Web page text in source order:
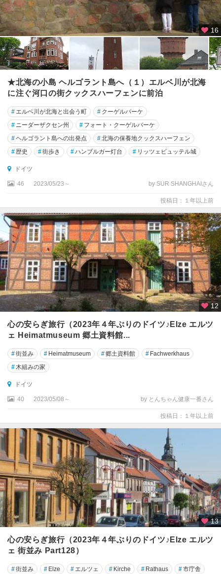
ダ
ー
・
オ
ー
バ
ー
シ
ュ
イ
ン
ウ
ル
ム
ウ
ゼ
ド
ム
島
エ
ア
フ
ル
ト
エ
ン
エ
ー
ル
ッ
ハ
オ
ー
バ
ア
マ
ガ
ウ
オ
バ
16
★北海の小島 ヘルゴラント島へ（１）エルベ川が北海
に注ぐ河口の街クックスハーフェンに前泊
# エルベ川が北海と出会う町 # クーゲルバーケ
# ニーダーザクセン州 # フォート・クーゲルバーケ
#ヘルゴラント島への出発点 #北海の保養地クックスハーフェン
# 歴史 #街歩き #ハンブルガー灯台 # リッツェビュッテル城
ドイツ
46 2023/05/23～ by SUR SHANGHAIさん
投稿日：１年以上前
12
心の安らぎ旅行（2023年４年ぶりのドイツ♪Elze エルツ
ェ Heimatmuseum 郷土資料館...
#街並み # Heimatmuseum #郷土資料館 # Fachwerkhaus
# 木組みの家
ドイツ
40 2023/05/08～ by とんちゃん健康一番さん
投稿日：１年以上前
13
心の安らぎ旅行（2023年４年ぶりのドイツ♪Elze エルツ
ェ 街並み Part128）
#街並み # Elze # エルツェ # Kirche # Rathaus #市庁舎